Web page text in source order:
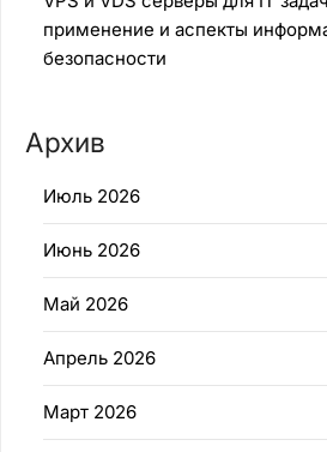
применение и аспекты
безопасности
Архив
Июль 2026
Июнь 2026
Май 2026
Апрель 2026
Март 2026